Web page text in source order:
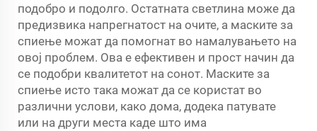
подобро и подолго. Остатната светлина може да
предизвика напрегнатост на очите, а маските за
спиење можат да помогнат во намалувањето на
овој проблем. Ова е ефективен и прост начин да
се подобри квалитетот на сонот. Маските за
спиење исто така можат да се користат во
различни услови, како дома, додека патувате
или на други места каде што има